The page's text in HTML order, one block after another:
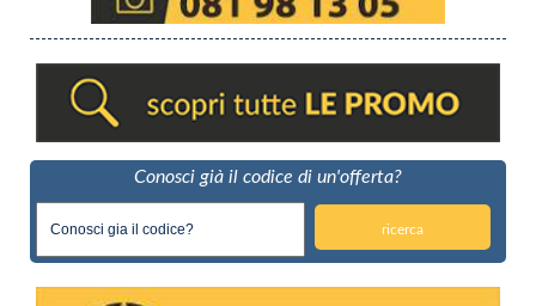
Conosci già il codice di un'offerta?
ricerca